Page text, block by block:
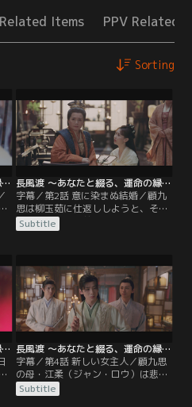
Items PPV Related
Sorting
長風渡 ～あなたと綴る、運命の縁～ 第01話／字幕
長風渡 ～あなたと綴る、運命の縁～ 第02話／字幕
字幕／第2話 意に染まぬ結婚／顧九
思は柳玉茹に仕返ししようと、その
気もないのに人前で玉茹を絶対に娶
るとうそぶく。その話を本気にした
ようと、急いで柳家に結婚の申し入
れをする。柳玉茹は想い人である葉
世安（イエ・シーアン）との結婚を
約束してくれた葉家の女主人・梁青
玉（リャン・チンユー）に…。
Subtitle
長風渡 ～あなたと綴る、運命の縁～ 第03話／字幕
長風渡 ～あなたと綴る、運命の縁～ 第04話／字幕
字幕／第4話 新しい女主人／顧九思
の母・江柔（ジャン・ロウ）は悲し
みに沈む柳玉茹を励まし、気分転換
にと顧家の店舗を案内する。顧家の
Subtitle